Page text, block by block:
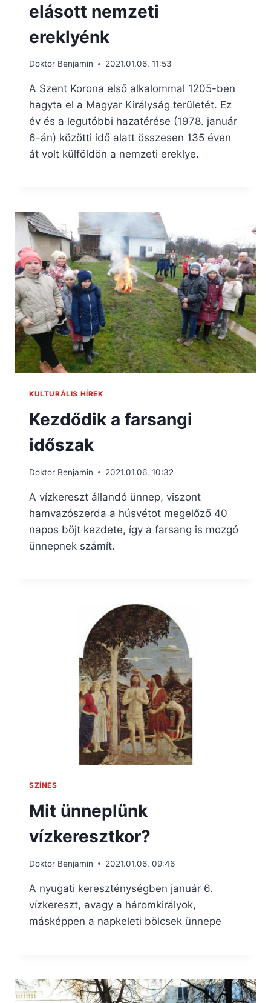
elásott nemzeti
ereklyénk
Doktor Benjamin 2021.01.06. 11:53
A Szent Korona első alkalommal 1205-ben
hagyta el a Magyar Királyság területét. Ez
év és a legutóbbi hazatérése (1978. január
6-án) közötti idő alatt összesen 135 éven
át volt külföldön a nemzeti ereklye.
KULTURÁLIS HÍREK
Kezdődik a farsangi
időszak
Doktor Benjamin 2021.01.06. 10:32
A vízkereszt állandó ünnep, viszont
hamvazószerda a húsvétot megelőző 40
napos böjt kezdete, így a farsang is mozgó
ünnepnek számít.
SZÍNES
Mit ünneplünk
vízkeresztkor?
Doktor Benjamin 2021.01.06. 09:46
A nyugati kereszténységben január 6.
vízkereszt, avagy a háromkirályok,
másképpen a napkeleti bölcsek ünnepe